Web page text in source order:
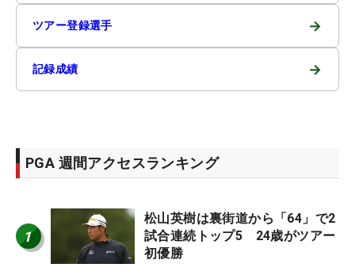
ツアー登録選手 →
記録成績 →
PGA 週間アクセスランキング
1
松山英樹は裏街道から「64」で2
試合連続トップ5 24歳がツアー
初優勝